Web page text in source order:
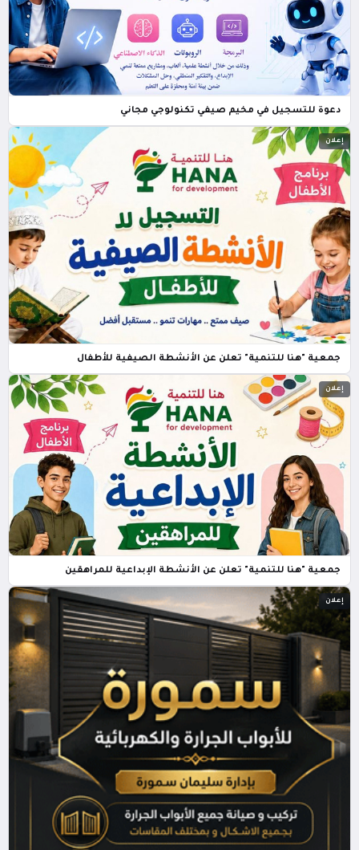
دعوة للتسجيل في مخيم صيفي تكنولوجي مجاني
إعلان
جمعية "هنا للتنمية" تعلن عن الأنشطة الصيفية للأطفال
إعلان
جمعية "هنا للتنمية" تعلن عن الأنشطة الإبداعية للمراهقين
إعلان